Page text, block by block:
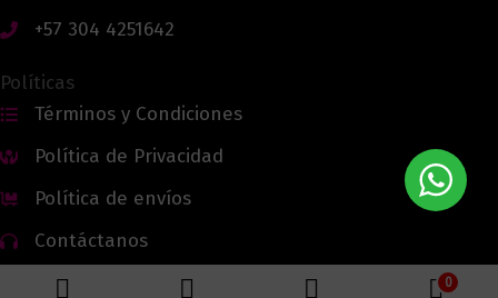
+57 304 4251642
Políticas
Términos y Condiciones
Política de Privacidad
Política de envíos
Contáctanos
0